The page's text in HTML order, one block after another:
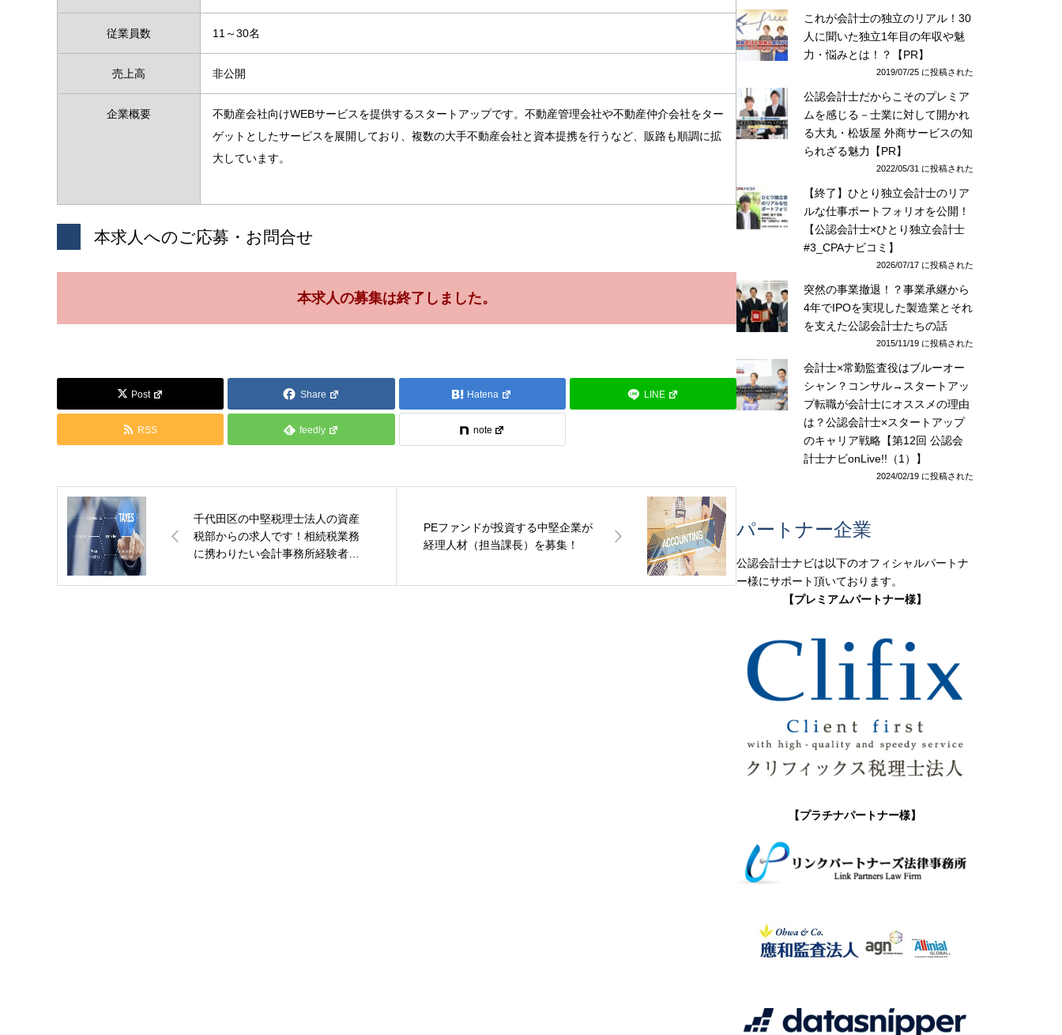
従業員数 11～30名
売上高 非公開
企業概要
不動産会社向けWEBサービスを提供するスタートアップです。不動産管理会社や不動産仲介会社をター
ゲットとしたサービスを展開しており、複数の大手不動産会社と資本提携を行うなど、販路も順調に拡
大しています。
本求人へのご応募・お問合せ
本求人の募集は終了しました。
Post Share Hatena LINE
RSS feedly note
千代田区の中堅税理士法人の資産
税部からの求人です！相続税業務
に携わりたい会計事務所経験者を
PEファンドが投資する中堅企業が
経理人材（担当課長）を募集！
これが会計士の独立のリアル！30
人に聞いた独立1年目の年収や魅
力・悩みとは！？【PR】
2019/07/25 に投稿された
公認会計士だからこそのプレミア
ムを感じる－士業に対して開かれ
る大丸・松坂屋 外商サービスの知
られざる魅力【PR】
2022/05/31 に投稿された
【終了】ひとり独立会計士のリア
ルな仕事ポートフォリオを公開！
【公認会計士×ひとり独立会計士
#3_CPAナビコミ】
2026/07/17 に投稿された
突然の事業撤退！？事業承継から
4年でIPOを実現した製造業とそれ
を支えた公認会計士たちの話
2015/11/19 に投稿された
会計士×常勤監査役はブルーオー
シャン？コンサル→スタートアッ
プ転職が会計士にオススメの理由
は？公認会計士×スタートアップ
のキャリア戦略【第12回 公認会
計士ナビonLive!!（1）】
2024/02/19 に投稿された
パートナー企業
公認会計士ナビは以下のオフィシャルパートナ
ー様にサポート頂いております。
【プレミアムパートナー様】
【プラチナパートナー様】